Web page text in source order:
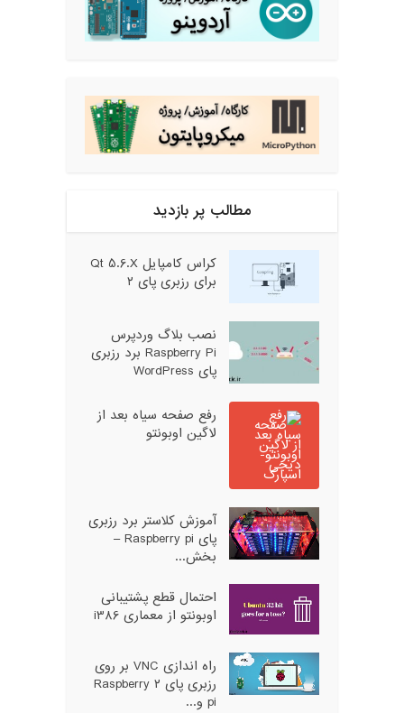
مطالب پر بازدید
کراس کامپایل Qt 5.6.X
برای رزبری پای ۲
نصب بلاگ وردپرس
Raspberry Pi برد رزبری
پای WordPress
رفع صفحه سیاه بعد از
لاگین اوبونتو
آموزش کلاستر برد رزبری
پای Raspberry pi –
بخش...
احتمال قطع پشتیبانی
اوبونتو از معماری i386
راه اندازی VNC بر روی
رزبری پای ۲ Raspberry
pi و...